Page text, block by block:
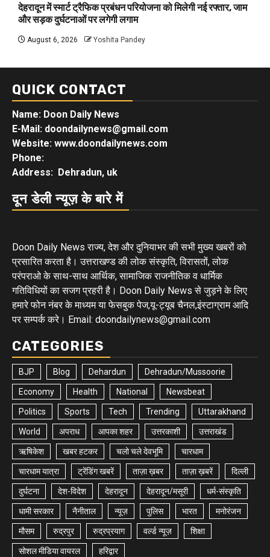
देहरादून में स्मार्ट ट्रैफिक प्रबंधन परियोजना को मिलेगी नई रफ्तार, जाम
और सड़क दुर्घटनाओं पर लगेगी लगाम
August 6, 2026 Yoshita Pandey
QUICK CONTACT
Name: Doon Daily News
E-Mail: doondailynews@gmail.com
Website: www.doondailynews.com
Phone:
Address: Dehradun, uk
दून डेली न्यूज़ के बारे में
Doon Daily News राज्य, देश और दुनियाभर की सभी मुख्य खबरों को
प्रसारित करता है। उत्तराखण्ड की लोक संस्कृति, विरासतों, लोक
परंपराओ के साथ-साथ आर्थिक, सामाजिक राजनीतिक व धार्मिक
गतिविधियों का सजग प्रहरी है। Doon Daily News से जुड़ने के लिए
हमारे फोन नंबर के माध्यम या फेसबुक पेज,यू-ट्यूब चैनल,इंस्टाग्राम आदि
पर सम्पर्क करे। Email: doondailynews@gmail.com
CATEGORIES
BJP Blog Dehardun Dehradun/Mussoorie
Economy Health National Newsbeat
Politics Sports Tech Trending Uttarakhand
World अपराध आपका शहर उत्तरकाशी उत्तराखंड
ऋषिकेश खबर हटकर चलो चले देवभूमि चारधाम
चारधाम यात्रा ट्रेंडिंग खबरें ताज़ा ख़बर ताज़ा ख़बरें दिल्ली
दुर्घटना देश-विदेश देहरादून देहरादून/मसूरी धर्म-संस्कृति
धामी सरकार नैनीताल न्यूज़ पुलिस भारत मनोरंजन
मौसम रुद्रपुर रुद्रप्रयाग वर्ल्ड न्यूज़ शिक्षा
सोशल मीडिया वायरल हरिद्वार